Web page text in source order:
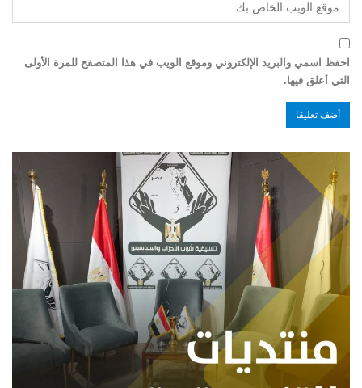
احفظ اسمي والبريد الإلكتروني وموقع الويب في هذا المتصفح للمرة الأولى
التي أعلق فيها.